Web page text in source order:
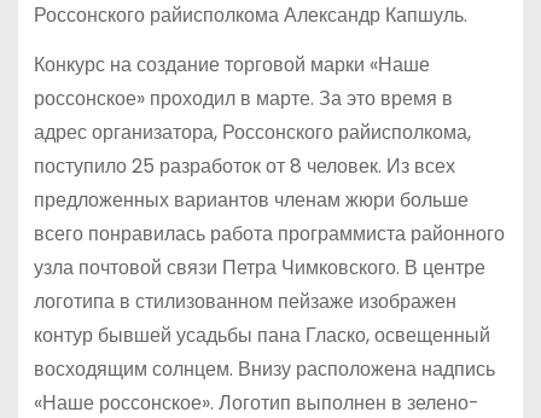
Россонского райисполкома Александр Капшуль.
Конкурс на создание торговой марки «Наше
россонское» проходил в марте. За это время в
адрес организатора, Россонского райисполкома,
поступило 25 разработок от 8 человек. Из всех
предложенных вариантов членам жюри больше
всего понравилась работа программиста районного
узла почтовой связи Петра Чимковского. В центре
логотипа в стилизованном пейзаже изображен
контур бывшей усадьбы пана Гласко, освещенный
восходящим солнцем. Внизу расположена надпись
«Наше россонское». Логотип выполнен в зелено-